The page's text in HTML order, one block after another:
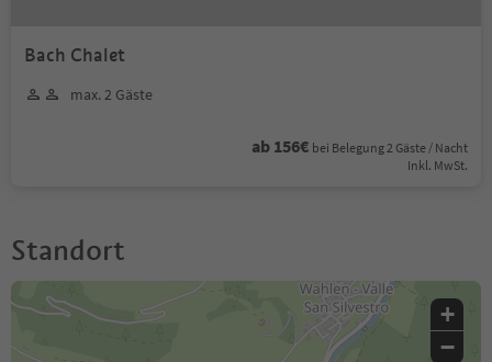
Bach Chalet
max. 2 Gäste
ab 156€ bei Belegung 2 Gäste / Nacht
Inkl. MwSt.
Standort
+
−